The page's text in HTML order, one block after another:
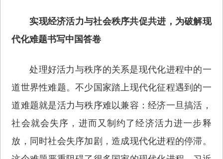
实现经济活力与社会秩序共促共进，为破解现
代化难题书写中国答卷
处理好活力与秩序的关系是现代化进程中的一
道世界性难题。不少国家踏上现代化征程遇到的一
道难题就是活力与秩序难以兼容：经济一旦搞活，
社会就会失序，进而又制约了经济活力进一步释
放，同时社会失序加剧，造成现代化进程的停滞。